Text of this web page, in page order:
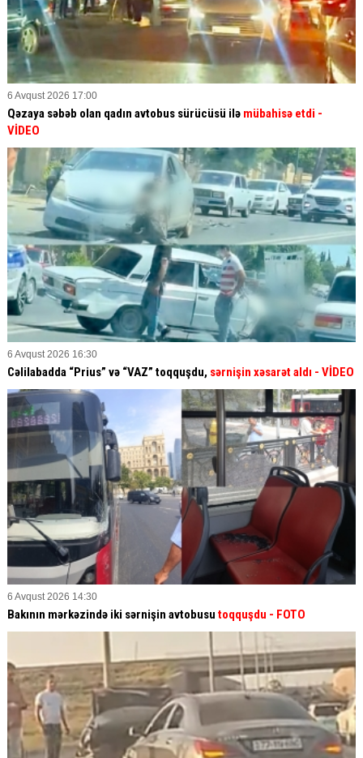
6 Avqust 2026 17:00
Qəzaya səbəb olan qadın avtobus sürücüsü ilə mübahisə etdi -
VİDEO
6 Avqust 2026 16:30
Cəlilabadda “Prius” və “VAZ” toqquşdu, sərnişin xəsarət aldı - VİDEO
6 Avqust 2026 14:30
Bakının mərkəzində iki sərnişin avtobusu toqquşdu - FOTO